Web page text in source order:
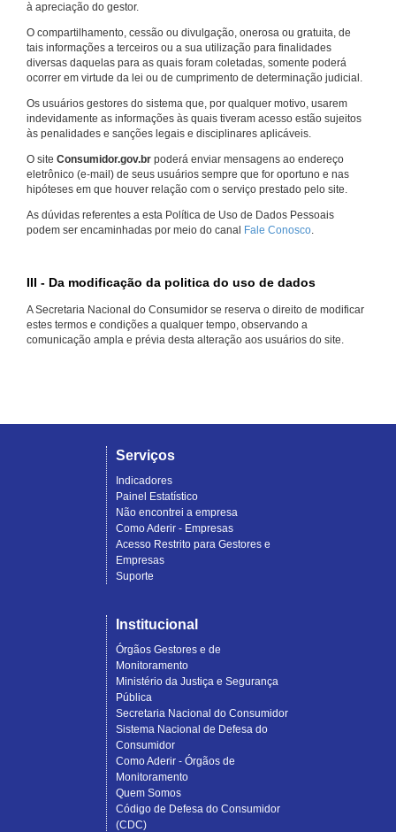
à apreciação do gestor.
O compartilhamento, cessão ou divulgação, onerosa ou gratuita, de
tais informações a terceiros ou a sua utilização para finalidades
diversas daquelas para as quais foram coletadas, somente poderá
ocorrer em virtude da lei ou de cumprimento de determinação judicial.
Os usuários gestores do sistema que, por qualquer motivo, usarem
indevidamente as informações às quais tiveram acesso estão sujeitos
às penalidades e sanções legais e disciplinares aplicáveis.
O site Consumidor.gov.br poderá enviar mensagens ao endereço
eletrônico (e-mail) de seus usuários sempre que for oportuno e nas
hipóteses em que houver relação com o serviço prestado pelo site.
As dúvidas referentes a esta Política de Uso de Dados Pessoais
podem ser encaminhadas por meio do canal Fale Conosco.
III - Da modificação da politica do uso de dados
A Secretaria Nacional do Consumidor se reserva o direito de modificar
estes termos e condições a qualquer tempo, observando a
comunicação ampla e prévia desta alteração aos usuários do site.
Serviços
Indicadores
Painel Estatístico
Não encontrei a empresa
Como Aderir - Empresas
Acesso Restrito para Gestores e
Empresas
Suporte
Institucional
Órgãos Gestores e de
Monitoramento
Ministério da Justiça e Segurança
Pública
Secretaria Nacional do Consumidor
Sistema Nacional de Defesa do
Consumidor
Como Aderir - Órgãos de
Monitoramento
Quem Somos
Código de Defesa do Consumidor
(CDC)